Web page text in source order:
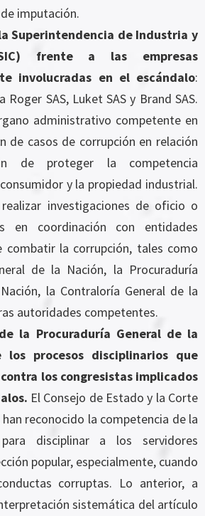
imputación.
Superintendencia de Industria y
frente a las empresas
involucradas en el escándalo:
Roger SAS, Luket SAS y Brand SAS.
administrativo competente en
de casos de corrupción en relación
de proteger la competencia
y la propiedad industrial.
realizar investigaciones de oficio o
en coordinación con entidades
combatir la corrupción, tales como
de la Nación, la Procuraduría
la Contraloría General de la
autoridades competentes.
la Procuraduría General de la
los procesos disciplinarios que
los congresistas implicados
El Consejo de Estado y la Corte
reconocido la competencia de la
para disciplinar a los servidores
popular, especialmente, cuando
corruptas. Lo anterior, a
sistemática del artículo